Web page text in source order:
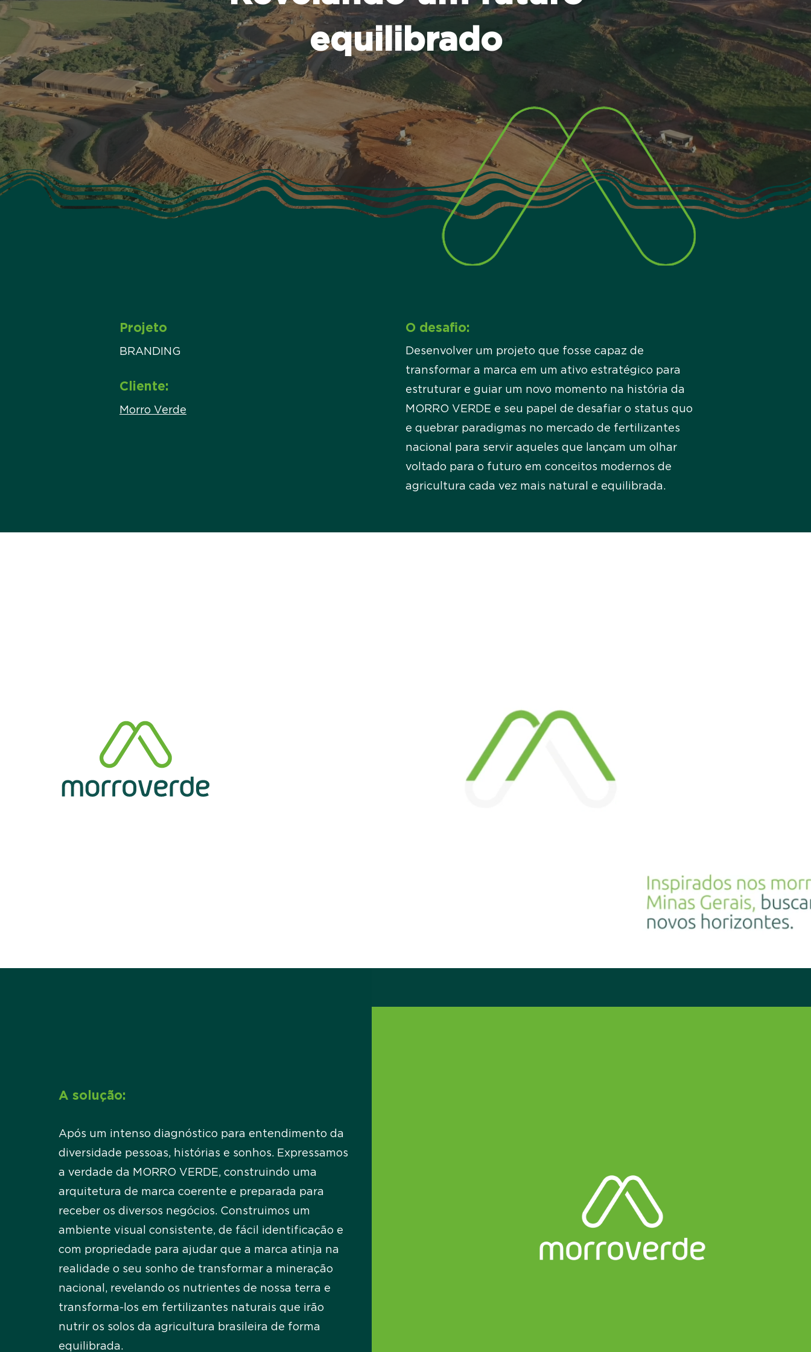
equilibrado
Projeto
BRANDING
Cliente:
Morro Verde
O desafio:
Desenvolver um projeto que fosse capaz de
transformar a marca em um ativo estratégico para
estruturar e guiar um novo momento na história da
MORRO VERDE e seu papel de desafiar o status quo
e quebrar paradigmas no mercado de fertilizantes
nacional para servir aqueles que lançam um olhar
voltado para o futuro em conceitos modernos de
agricultura cada vez mais natural e equilibrada.
A solução:
Após um intenso diagnóstico para entendimento da
diversidade pessoas, histórias e sonhos. Expressamos
a verdade da MORRO VERDE, construindo uma
arquitetura de marca coerente e preparada para
receber os diversos negócios. Construimos um
ambiente visual consistente, de fácil
identificação e
com propriedade para ajudar que a marca atinja na
realidade o seu sonho de transformar a mineração
nacional, revelando os nutrientes de nossa terra e
transforma-los em fertilizantes naturais que irão
nutrir os solos da agricultura brasileira de forma
equilibrada.